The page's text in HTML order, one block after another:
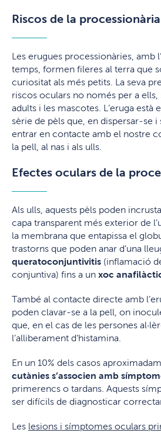
Riscos de la processionària
Les erugues processionàries, amb
temps, formen fileres al terra que
curiositat als més petits. La seva
riscos oculars no només per a
adults i les mascotes. L’eruga està
sèrie de pèls que, en dispersar-se i
entrar en contacte amb el nostre
la pell, al nas i als ulls.
Efectes oculars de la
Als ulls, aquests pèls poden
capa transparent més exterior de
la membrana que entapissa el
trastorns que poden anar d’una
queratoconjuntivitis (inflamació
conjuntiva) fins a un xoc
També al contacte directe amb
poden clavar-se a la pell, on
que, en el cas de les persones
l’alliberament d’histamina.
En un 10% dels casos
cutànies s’associen amb
primerencs o tardans. Aquests
ser difícils de diagnosticar
Les lesions i símptomes oculars